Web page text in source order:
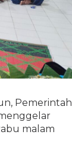
Pemerintah
malam